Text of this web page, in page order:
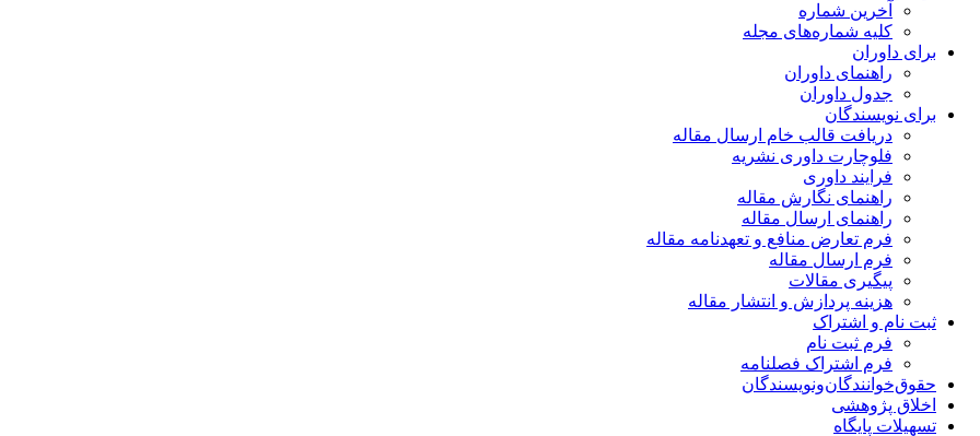
آخرین شماره
کلیه شماره‌های مجله
برای داوران
راهنمای داوران
جدول داوران
برای نویسندگان
دریافت قالب خام ارسال مقاله
فلوچارت داوری نشریه
فرایند داوری
راهنمای نگارش مقاله
راهنمای ارسال مقاله
فرم تعارض منافع و تعهدنامه مقاله
فرم ارسال مقاله
پیگیری مقالات
هزینه پردازش و انتشار مقاله
ثبت نام و اشتراک
فرم ثبت نام
فرم اشتراک فصلنامه
حقوق‌خوانندگان‌و‌نویسندگان
اخلاق پژوهشی
تسهیلات پایگاه